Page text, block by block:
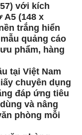
với kích
A5 (148 x
trắng hiển
quảng cáo
phẩm, hàng
tại Việt Nam
chuyên dụng
đáp ứng tiêu
và nâng
phòng mỗi